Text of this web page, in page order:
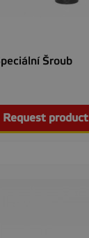
Šroub
Request product